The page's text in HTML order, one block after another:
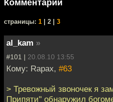
Комментарии
cтраницы: 1 | 2 | 3
al_kam »
#101 | 20.08.10 13:55
Кому: Rapax, #63
> Тревожный звоночек я
Припяти" обнаружил